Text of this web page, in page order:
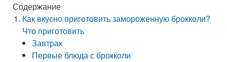
Содержание
Как вкусно приготовить замороженную брокколи?
Что приготовить
Завтрак
Первые блюда с брокколи